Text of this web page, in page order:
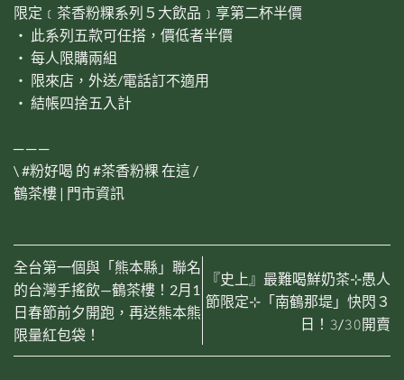
限定﹝茶香粉粿系列５大飲品﹞享第二杯半價
‧ 此系列五款可任搭，價低者半價
‧ 每人限購兩組
‧ 限來店，外送/電話訂不適用
‧ 結帳四捨五入計
─ ─ ─
\ #粉好喝 的 #茶香粉粿 在這 /
鶴茶樓 | 門市資訊
全台第一個與「熊本縣」聯名
的台灣手搖飲—鶴茶樓！2月1
日春節前夕開跑，再送熊本熊
限量紅包袋！
『史上』最難喝鮮奶茶⊹愚人
節限定⊹「南鶴那堤」快閃３
日！𝟹/𝟹𝟶開賣